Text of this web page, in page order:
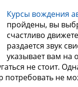
Курсы вождения
пройдены, вы
счастливо
раздается звук
указывает вам на
не стоит.
потребовать не